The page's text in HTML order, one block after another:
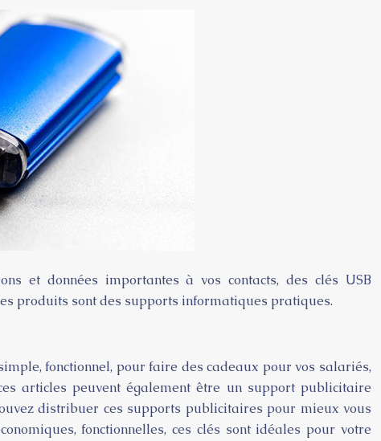
et données importantes à vos contacts, des clés USB
produits sont des supports informatiques pratiques.
fonctionnel, pour faire des cadeaux pour vos salariés,
articles peuvent également être un support publicitaire
distribuer ces supports publicitaires pour mieux vous
fonctionnelles, ces clés sont idéales pour votre